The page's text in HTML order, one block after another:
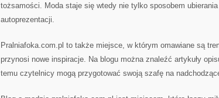
tożsamości. Moda staje się wtedy nie tylko sposobem
autoprezentacji.
Pralniafoka.com.pl to także miejsce, w którym omawiane są
przynosi nowe inspiracje. Na blogu można znaleźć artykuły
temu czytelnicy mogą przygotować swoją szafę na